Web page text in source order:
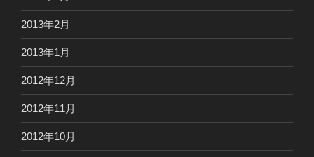
2013年2月
2013年1月
2012年12月
2012年11月
2012年10月